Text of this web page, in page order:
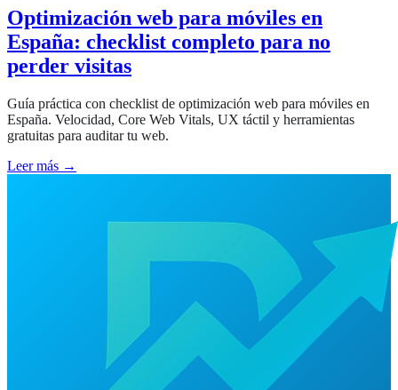
Optimización web para móviles en
España: checklist completo para no
perder visitas
Guía práctica con checklist de optimización web para móviles en
España. Velocidad, Core Web Vitals, UX táctil y herramientas
gratuitas para auditar tu web.
Leer más →